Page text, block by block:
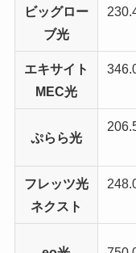
ビッグロー
ブ光
エキサイト
MEC光
ぷらら光
フレッツ光
ネクスト